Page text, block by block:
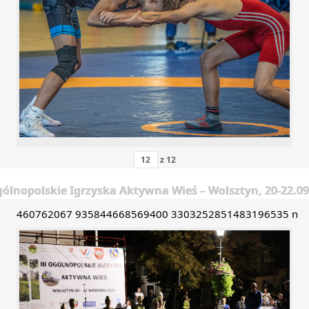
z 12
Igrzyska Aktywna Wieś – Wolsztyn, 20-
460762067 935844668569400 3303252851483196535 n